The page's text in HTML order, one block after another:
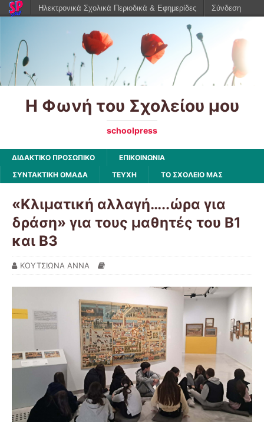
Η Φωνή του Σχολείου μου
schoolpress
ΔΙΔΑΚΤΙΚΟ ΠΡΟΣΩΠΙΚΟ
ΕΠΙΚΟΙΝΩΝΙΑ
ΣΥΝΤΑΚΤΙΚΗ ΟΜΑΔΑ
ΤΕΥΧΗ ΤΟ ΣΧΟΛΕΙΟ ΜΑΣ
«Κλιματική αλλαγή…..ώρα για
δράση» για τους μαθητές του Β1
και Β3
ΚΟΥΤΣΙΩΝΑ ΑΝΝΑ
Ηλεκτρονικά Σχολικά Περιοδικά & Εφημερίδες Σύνδεση